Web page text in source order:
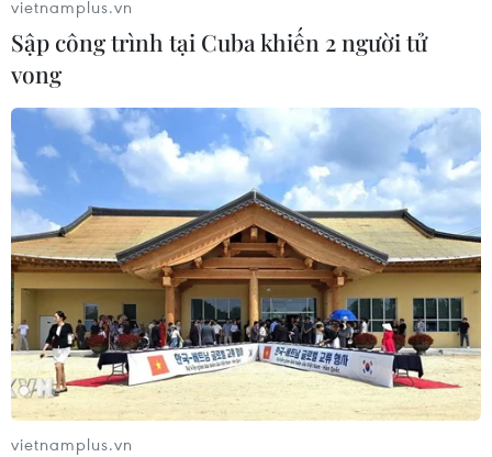
Thủ tướng Nhật Bản kết thúc chuyến
thăm chính thức Việt Nam
20/10/2020 04:07
Việc đón Thủ tướng Nhật Bản Suga Yoshihide thăm
chính thức Việt Nam lần này là cơ hội khẳng định với
cộng đồng quốc tế về một Việt Nam an toàn, hiệu quả
trong đối phó dịch COVID-19.
vietnamplus.vn
Sập công trình tại Cuba khiến 2 người tử
vong
vietnamplus.vn